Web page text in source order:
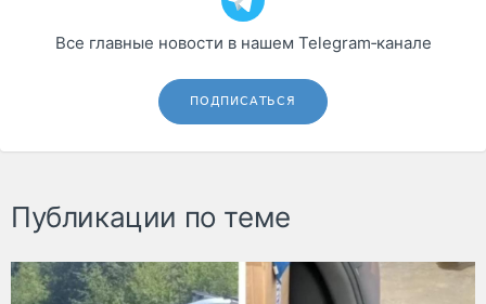
Все главные новости в нашем Telegram‑канале
ПОДПИСАТЬСЯ
Публикации по теме